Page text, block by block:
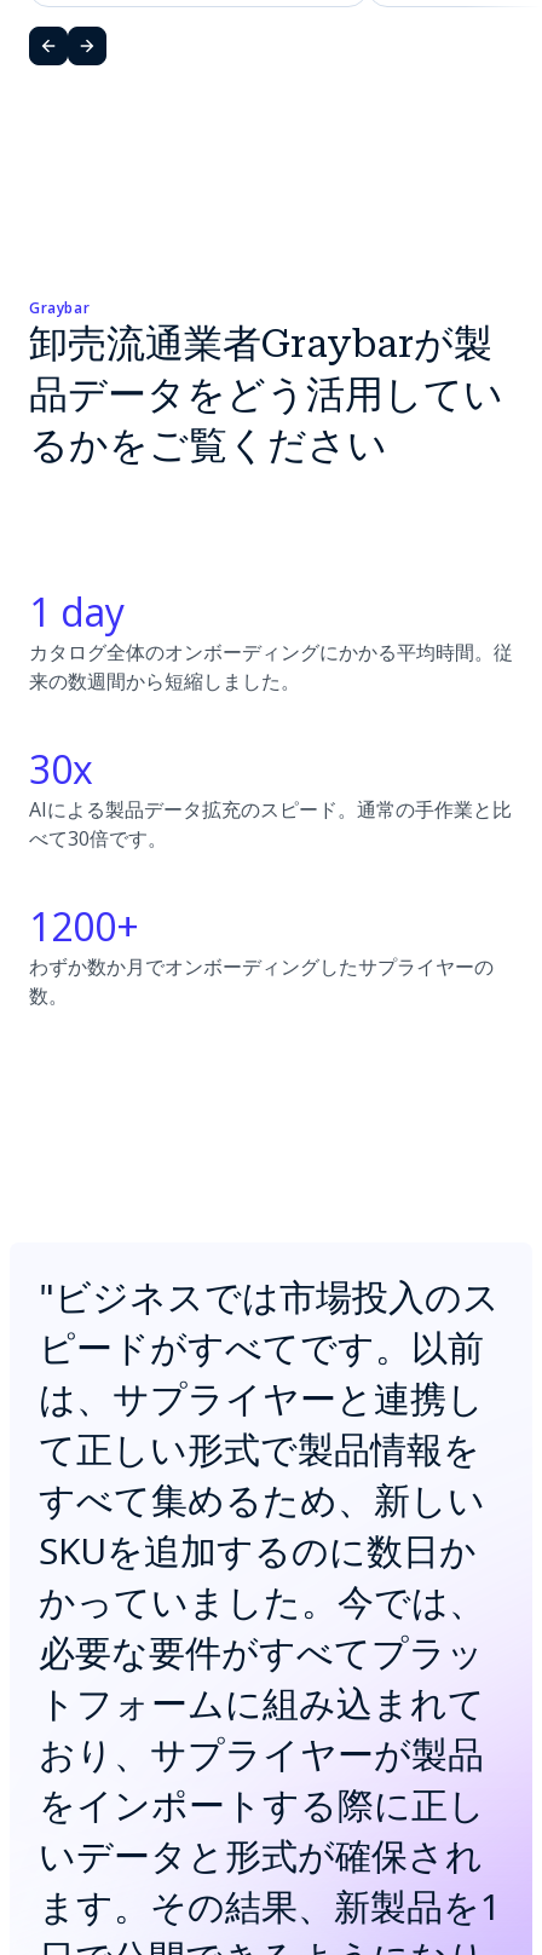
Graybar
卸売流通業者Graybarが製
品データをどう活用してい
るかをご覧ください
1 day
カタログ全体のオンボーディングにかかる平均時間。従
来の数週間から短縮しました。
30x
AIによる製品データ拡充のスピード。通常の手作業と比
べて30倍です。
1200+
わずか数か月でオンボーディングしたサプライヤーの
数。
"ビジネスでは市場投入のス
ピードがすべてです。以前
は、サプライヤーと連携し
て正しい形式で製品情報を
すべて集めるため、新しい
SKUを追加するのに数日か
かっていました。今では、
必要な要件がすべてプラッ
トフォームに組み込まれて
おり、サプライヤーが製品
をインポートする際に正し
いデータと形式が確保され
ます。その結果、新製品を1